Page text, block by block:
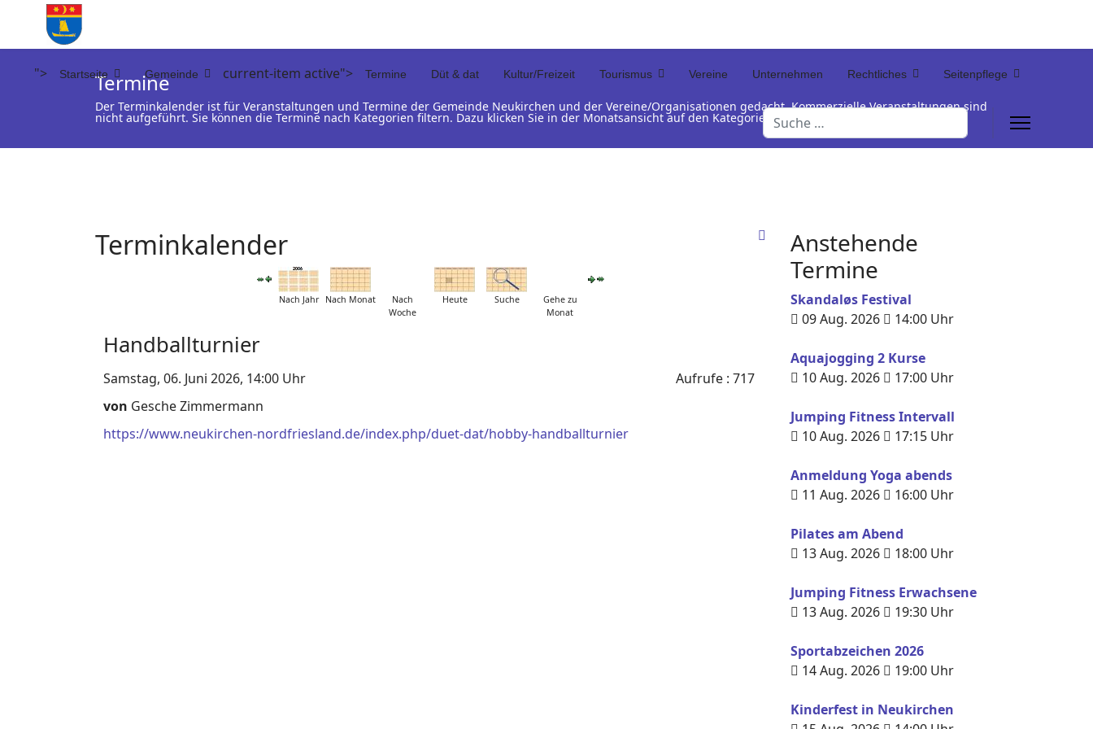
"> Startseite Gemeinde current-item active"> Termine Düt & dat Kultur/Freizeit Tourismus Vereine Unternehmen Rechtliches Seitenpflege
Suchen
Termine
Der Terminkalender ist für Veranstaltungen und Termine der Gemeinde Neukirchen und der Vereine/Organisationen gedacht. Kommerzielle Veranstaltungen sind
nicht aufgeführt. Sie können die Termine nach Kategorien filtern. Dazu klicken Sie in der Monatsansicht auf den Kategorienamen unterhalb der Termintabelle
Terminkalender
Nach Jahr Nach Monat
Nach
Woche
Heute Suche
Gehe zu
Monat
Handballturnier
Samstag, 06. Juni 2026, 14:00 Uhr Aufrufe: 717
von Gesche Zimmermann
https://www.neukirchen-nordfriesland.de/index.php/duet-dat/hobby-handballturnier
Anstehende
Termine
Skandaløs Festival
09 Aug. 2026
14:00 Uhr
Aquajogging 2 Kurse
10 Aug. 2026
17:00 Uhr
Jumping Fitness Intervall
10 Aug. 2026
17:15 Uhr
Anmeldung Yoga abends
11 Aug. 2026
16:00 Uhr
Pilates am Abend
13 Aug. 2026
18:00 Uhr
Jumping Fitness Erwachsene
13 Aug. 2026
19:30 Uhr
Sportabzeichen 2026
14 Aug. 2026
19:00 Uhr
Kinderfest in Neukirchen